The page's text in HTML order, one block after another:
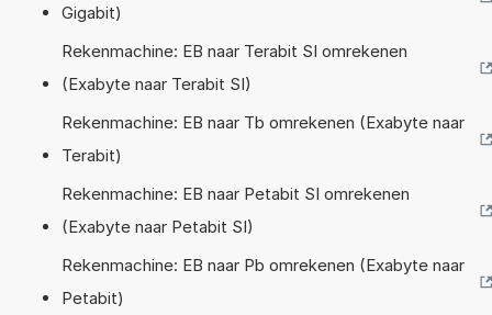
Gigabit)
Rekenmachine: EB naar Terabit SI omrekenen
(Exabyte naar Terabit SI)
Rekenmachine: EB naar Tb omrekenen (Exabyte naar
Terabit)
Rekenmachine: EB naar Petabit SI omrekenen
(Exabyte naar Petabit SI)
Rekenmachine: EB naar Pb omrekenen (Exabyte naar
Petabit)